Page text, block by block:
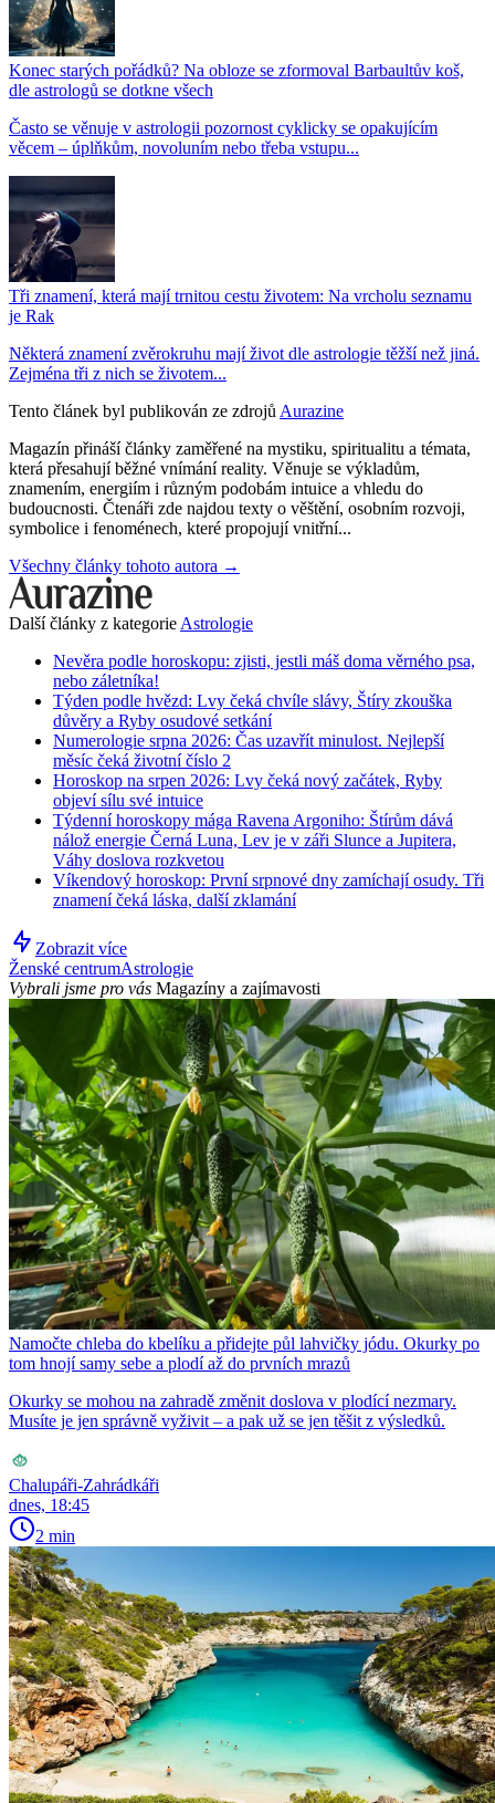
Konec starých pořádků? Na obloze se zformoval Barbaultův koš,
dle astrologů se dotkne všech
Často se věnuje v astrologii pozornost cyklicky se opakujícím
věcem – úplňkům, novoluním nebo třeba vstupu...
Tři znamení, která mají trnitou cestu životem: Na vrcholu seznamu
je Rak
Některá znamení zvěrokruhu mají život dle astrologie těžší než jiná.
Zejména tři z nich se životem...
Tento článek byl publikován ze zdrojů Aurazine
Magazín přináší články zaměřené na mystiku, spiritualitu a témata,
která přesahují běžné vnímání reality. Věnuje se výkladům,
znamením, energiím i různým podobám intuice a vhledu do
budoucnosti. Čtenáři zde najdou texty o věštění, osobním rozvoji,
symbolice i fenoménech, které propojují vnitřní...
Všechny články tohoto autora →
Další články z kategorie Astrologie
Nevěra podle horoskopu: zjisti, jestli máš doma věrného psa,
nebo záletníka!
Týden podle hvězd: Lvy čeká chvíle slávy, Štíry zkouška
důvěry a Ryby osudové setkání
Numerologie srpna 2026: Čas uzavřít minulost. Nejlepší
měsíc čeká životní číslo 2
Horoskop na srpen 2026: Lvy čeká nový začátek, Ryby
objeví sílu své intuice
Týdenní horoskopy mága Ravena Argoniho: Štírům dává
nálož energie Černá Luna, Lev je v záři Slunce a Jupitera,
Váhy doslova rozkvetou
Víkendový horoskop: První srpnové dny zamíchají osudy. Tři
znamení čeká láska, další zklamání
Zobrazit více
Ženské centrumAstrologie
Vybrali jsme pro vás Magazíny a zajímavosti
Namočte chleba do kbelíku a přidejte půl lahvičky jódu. Okurky po
tom hnojí samy sebe a plodí až do prvních mrazů
Okurky se mohou na zahradě změnit doslova v plodící nezmary.
Musíte je jen správně vyživit – a pak už se jen těšit z výsledků.
Chalupáři-Zahrádkáři
dnes, 18:45
2 min